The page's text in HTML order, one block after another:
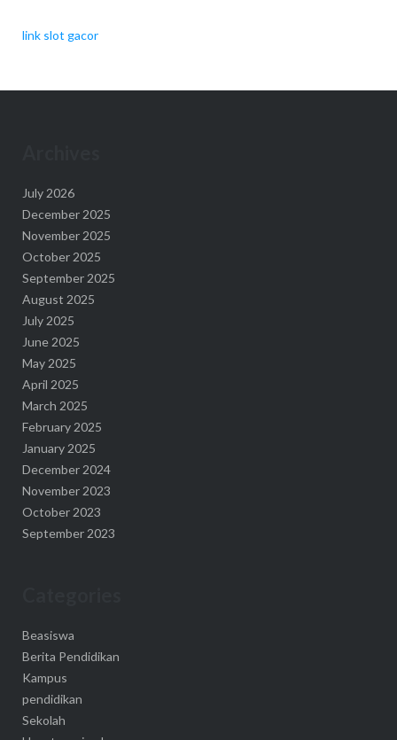
link slot gacor
July 2026
December 2025
November 2025
October 2025
September 2025
August 2025
July 2025
June 2025
May 2025
April 2025
March 2025
February 2025
January 2025
December 2024
November 2023
October 2023
September 2023
Beasiswa
Berita Pendidikan
Kampus
pendidikan
Sekolah